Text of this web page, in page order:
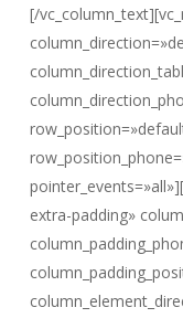
[/
extra-padding»